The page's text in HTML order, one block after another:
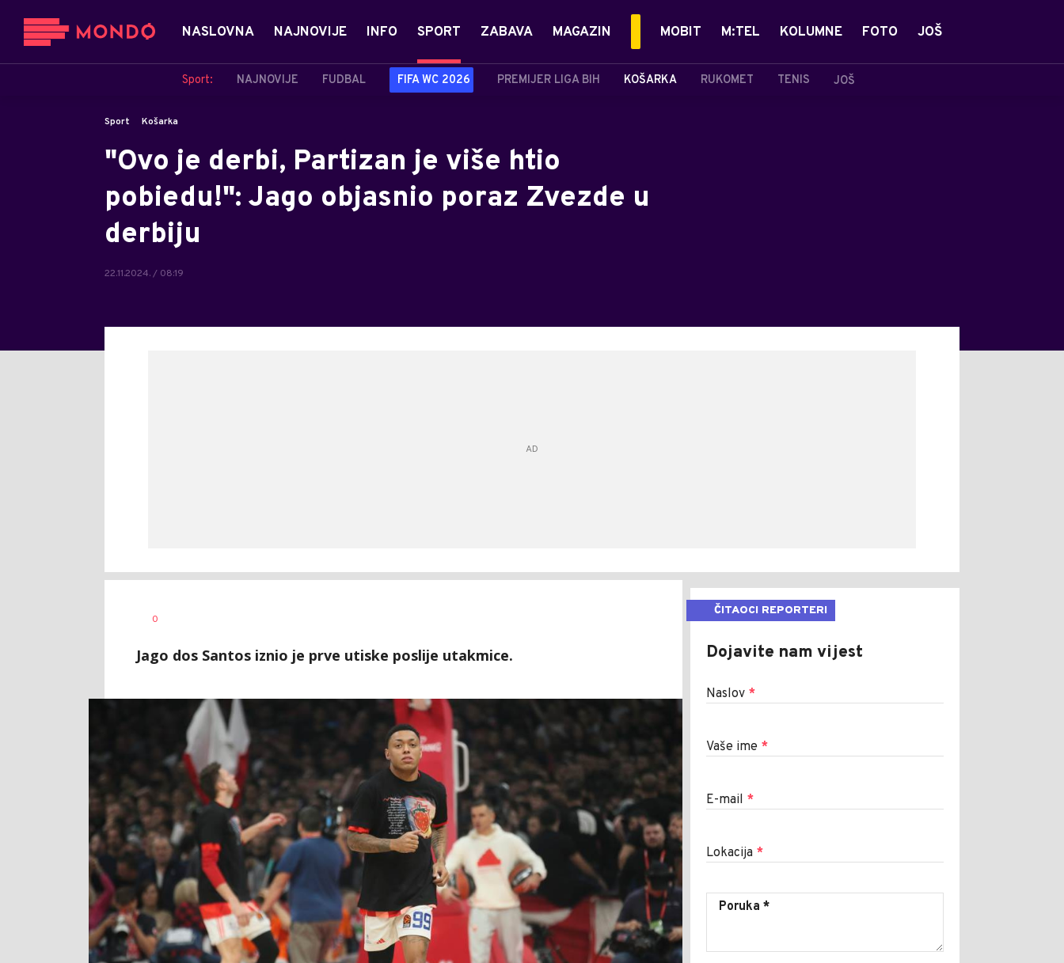
NASLOVNA NAJNOVIJE INFO SPORT
Sport: NAJNOVIJE FUDBAL FIFA WC 2026 PREMIJER LIGA BIH KOŠARKA RUKOMET TENIS JOŠ
ZABAVA MAGAZIN MOBIT M:TEL KOLUMNE FOTO JOŠ
Sport Košarka
"Ovo je derbi, Partizan je više htio
pobiedu!": Jago objasnio poraz Zvezde u
derbiju
22.11.2024. / 08:19
AUTOR
0
Jago dos Santos iznio je prve utiske poslije utakmice.
ČITAOCI REPORTERI
Dojavite nam vijest
Naslov *
Vaše ime *
E-mail *
Lokacija *